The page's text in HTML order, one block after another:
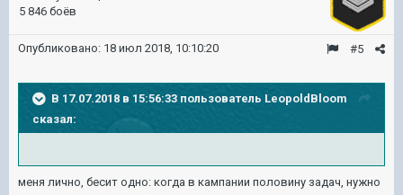
5 846 боёв
#5
Опубликовано: 18 июл 2018, 10:10:20
В 17.07.2018 в 15:56:33 пользователь LeopoldBloom
сказал:
меня лично, бесит одно: когда в кампании половину задач, нужно